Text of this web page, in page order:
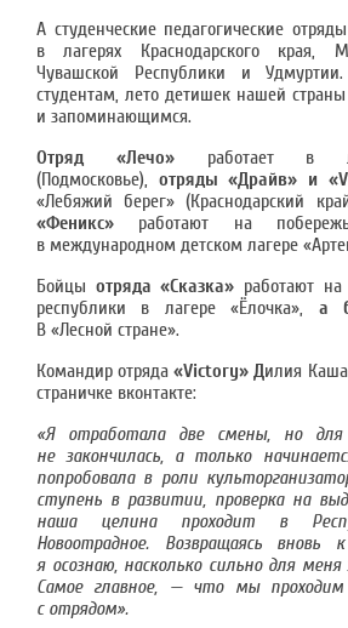
А студенческие педагогические
в лагерях Краснодарского края,
Чувашской Республики и
студентам, лето детишек нашей
и запоминающимся.
Отряд «Лечо»работает в
(Подмосковье), отряды «Драйв» и «
«Лебяжий берег» (Краснодарский
«Феникс» работают на
в международном детском лагере
Бойцы отряда «Сказка» работают
республики в лагере «Ёлочка», а
В «Лесной стране».
Командир отряда«Victory» Дилия
страничке вконтакте:
«Я отработала две смены, но
не закончилась, а только
попробовала в роли
ступень в развитии, проверка на
наша целина проходит в
Новоотрадное. Возвращаясь
я осознаю, насколько сильно для
Самое главное, — что мы
с отрядом».